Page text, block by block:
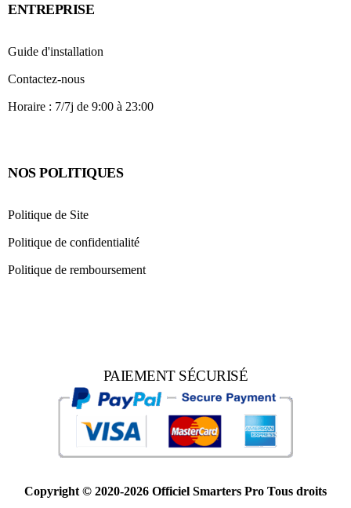
ENTREPRISE
Guide d'installation
Contactez-nous
Horaire : 7/7j de 9:00 à 23:00
NOS POLITIQUES
Politique de Site
Politique de confidentialité
Politique de remboursement
PAIEMENT SÉCURISÉ
Copyright © 2020-2026 Officiel Smarters Pro Tous droits